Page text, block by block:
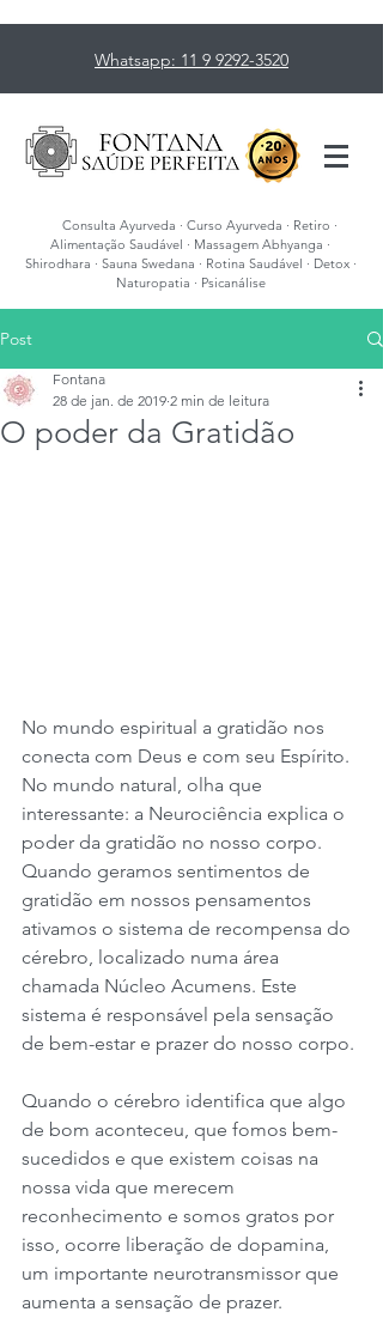
Whatsapp: 11 9 9292-3520
Consulta Ayurveda · Curso Ayurveda · Retiro ·
Alimentação Saudável · Massagem Abhyanga ·
Shirodhara · Sauna Swedana · Rotina Saudável · Detox ·
Naturopatia · Psicanálise
Post
O poder da Gratidão
Fontana
28 de jan. de 2019 2 min de leitura
No mundo espiritual a gratidão nos
conecta com Deus e com seu Espírito.
No mundo natural, olha que
interessante: a Neurociência explica o
poder da gratidão no nosso corpo.
Quando geramos sentimentos de
gratidão em nossos pensamentos
ativamos o sistema de recompensa do
cérebro, localizado numa área
chamada Núcleo Acumens. Este
sistema é responsável pela sensação
de bem-estar e prazer do nosso corpo.
Quando o cérebro identifica que algo
de bom aconteceu, que fomos bem-
sucedidos e que existem coisas na
nossa vida que merecem
reconhecimento e somos gratos por
isso, ocorre liberação de dopamina,
um importante neurotransmissor que
aumenta a sensação de prazer. ⠀⠀